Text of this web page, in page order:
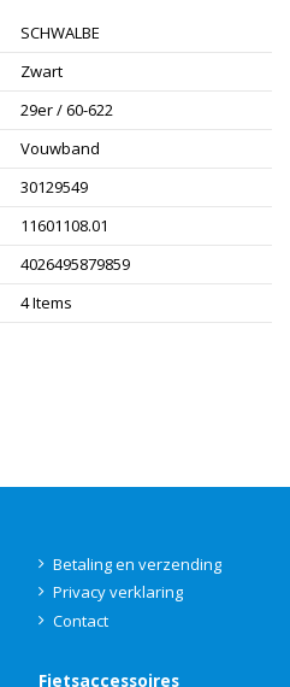
SCHWALBE
Zwart
29er / 60-622
Vouwband
30129549
11601108.01
4026495879859
4 Items
Betaling en verzending
Privacy verklaring
Contact
Fietsaccessoires